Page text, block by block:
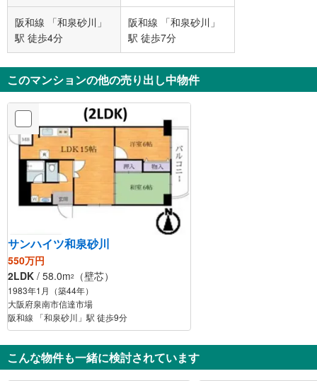
阪和線 「和泉砂川」
駅 徒歩4分
阪和線 「和泉砂川」
駅 徒歩7分
このマンションの他の売り出し中物件
サンハイツ和泉砂川
550万円
2LDK / 58.0m2 （壁芯）
1983年1月（築44年）
大阪府泉南市信達市場
阪和線 「和泉砂川」駅 徒歩9分
こんな物件も一緒に検討されています